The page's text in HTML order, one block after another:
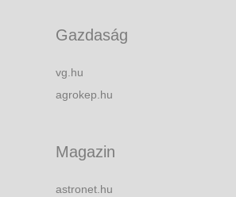
Gazdaság
vg.hu
agrokep.hu
Magazin
astronet.hu